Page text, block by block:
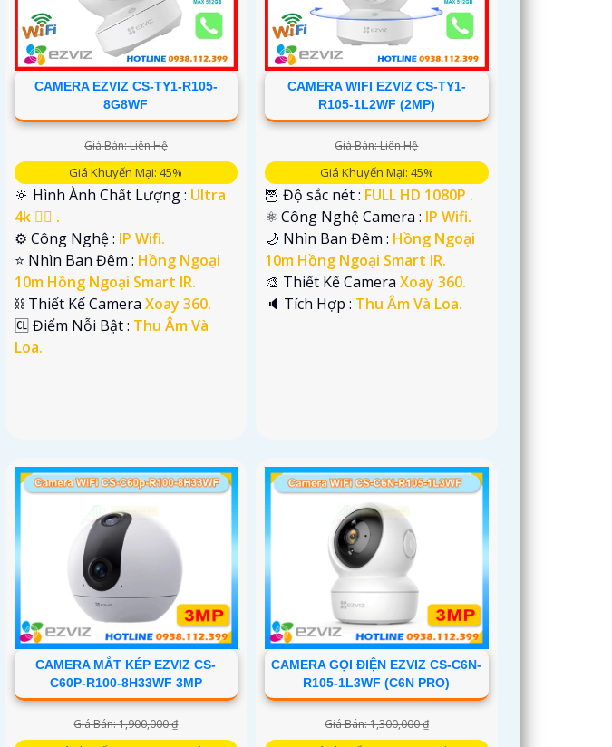
CAMERA EZVIZ CS-TY1-R105-
8G8WF
Giá Bán: Liên Hệ
Giá Khuyến Mại: 45%
🔆 Hình Ành Chất Lượng : Ultra
4k 👍🏾 .
⚙ Công Nghệ : IP Wifi.
⭐ Nhìn Ban Đêm : Hồng Ngoại
10m Hồng Ngoại Smart IR.
⛓ Thiết Kế Camera Xoay 360.
️🆑 Điểm Nỗi Bật : Thu Âm Và
Loa.
CAMERA WIFI EZVIZ CS-TY1-
R105-1L2WF (2MP)
Giá Bán: Liên Hệ
Giá Khuyến Mại: 45%
🦉 Độ sắc nét : FULL HD 1080P .
⚛️ Công Nghệ Camera : IP Wifi.
🌙 Nhìn Ban Đêm : Hồng Ngoại
10m Hồng Ngoại Smart IR.
🎨 Thiết Kế CameraXoay 360.
️🔈 Tích Hợp : Thu Âm Và Loa.
CAMERA MẮT KÉP EZVIZ CS-
C60P-R100-8H33WF 3MP
Giá Bán: 1,900,000 ₫
CAMERA GỌI ĐIỆN EZVIZ CS-C6N-
R105-1L3WF (C6N PRO)
Giá Bán: 1,300,000 ₫